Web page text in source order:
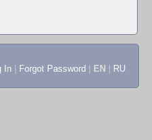
In Forgot Password EN RU